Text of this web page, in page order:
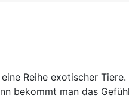
Reihe exotischer
bekommt man das